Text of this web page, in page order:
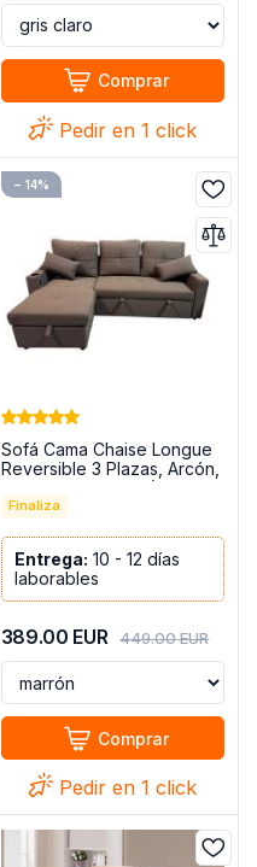
Comprar
Pedir en 1 click
− 14%
Sofá Cama Chaise Longue
Reversible 3 Plazas, Arcón,
USB y Portavasos (210x135
cm) OFERTA COSTA L
Finaliza
Entrega: 10 - 12 días
laborables
389.00 EUR 449.00EUR
Comprar
Pedir en 1 click